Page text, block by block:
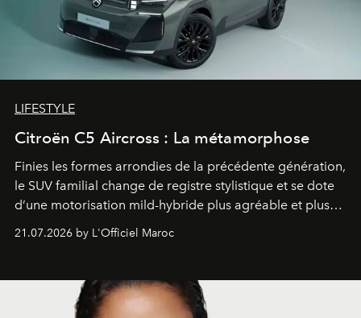
LIFESTYLE
Citroën C5 Aircross : La métamorphose
Finies les formes arrondies de la précédente génération,
le SUV familial change de registre stylistique et se dote
d’une motorisation mild-hybride plus agréable et plus
gagné en maturité.
21.07.2026 by L'Officiel Maroc